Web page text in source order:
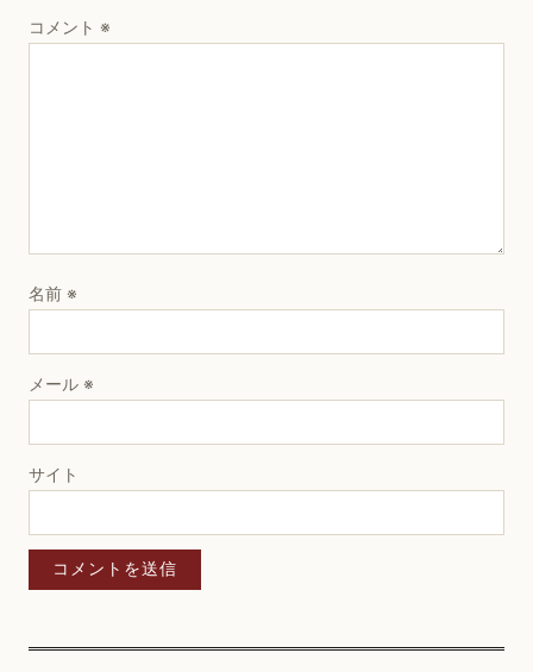
コメント ※
名前 ※
メール ※
サイト